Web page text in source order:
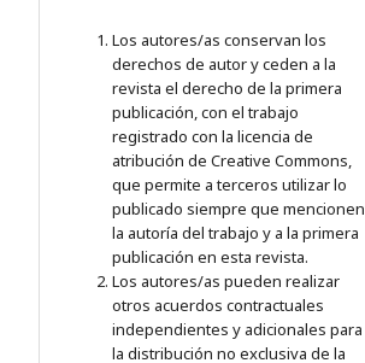
Los autores/as conservan los
derechos de autor y ceden a la
revista el derecho de la primera
publicación, con el trabajo
registrado con la licencia de
atribución de Creative Commons,
que permite a terceros utilizar lo
publicado siempre que mencionen
la autoría del trabajo y a la primera
publicación en esta revista.
Los autores/as pueden realizar
otros acuerdos contractuales
independientes y adicionales para
la distribución no exclusiva de la